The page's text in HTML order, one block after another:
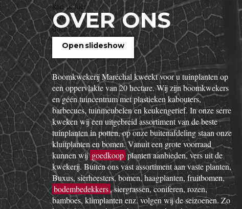
OVER ONS
Open slideshow
Boomkwekerij Maréchal kweekt voor u tuinplanten op
een oppervlakte van 20 hectare. Wij zijn boomkwekers
en géén tuincentrum met plastieken kabouters,
barbecues, tuinmeubelen en keukengerief. In onze serre
kweken wij een uitgebreid assortiment van de beste
tuinplanten in potten, op onze buitenafdeling staan onze
kluitplanten en bomen. Vanuit een grote voorraad
kunnen wijgoedkoopplanten aanbieden, vers uit de
kwekerij. Buiten ons vast assortiment aan vaste planten,
Buxus, sierheesters, bomen, haagplanten, fruitbomen,
bodembedekkers, siergrassen, coniferen, rozen,
bamboes, klimplanten enz. volgen wij de seizoenen. Zo